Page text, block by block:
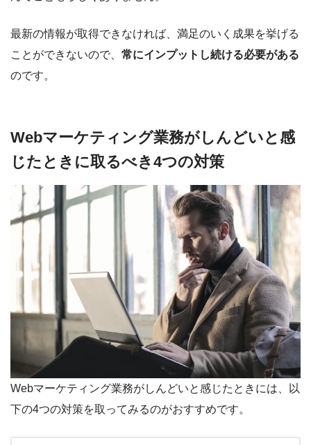
最新の情報が取得できなければ、満足のいく成果を挙げる
ことができないので、 常にインプットし続ける必要がある
のです。
Webマーケティング業務がしんどいと感
じたときに取るべき4つの対策
Webマーケティング業務がしんどいと感じたときには、以
下の4つの対策を取ってみるのがおすすめです。